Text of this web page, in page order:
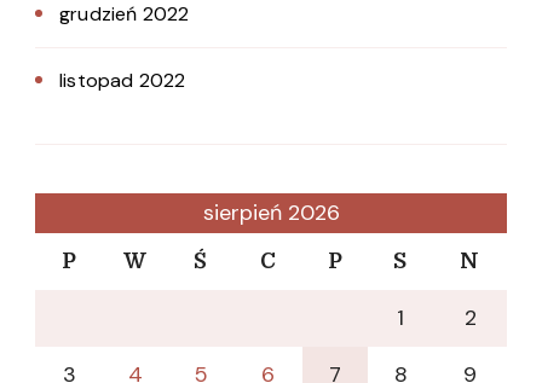
grudzień 2022
listopad 2022
sierpień 2026
P W Ś C P S N
1
2
3
4 5 6 7 8
9